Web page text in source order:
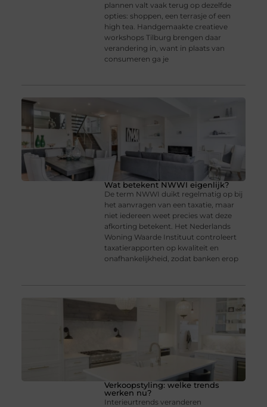
plannen valt vaak terug op dezelfde
opties: shoppen, een terrasje of een
high tea. Handgemaakte creatieve
workshops Tilburg brengen daar
verandering in, want in plaats van
consumeren ga je
Wat betekent NWWI eigenlijk?
De term NWWI duikt regelmatig op bij
het aanvragen van een taxatie, maar
niet iedereen weet precies wat deze
afkorting betekent. Het Nederlands
Woning Waarde Instituut controleert
taxatierapporten op kwaliteit en
onafhankelijkheid, zodat banken erop
Verkoopstyling: welke trends
werken nu?
Interieurtrends veranderen